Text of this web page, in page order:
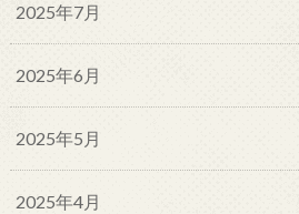
2025年7月
2025年6月
2025年5月
2025年4月